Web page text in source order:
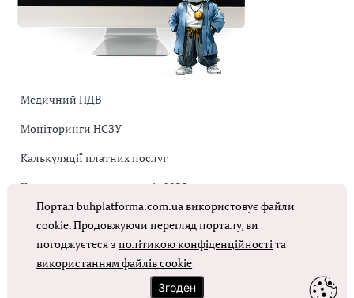
Медичний ПДВ
Моніторинги НСЗУ
Калькуляції платних послуг
Коригувальна накладна від МОЗ
Оплата праці в КНП
ОТРИМАТИ ДОСТУП
Портал buhplatforma.com.ua використовує файли
cookie. Продовжуючи перегляд порталу, ви
погоджуєтеся зполітикою конфіденційностіта
використанням файлів cookie
Згоден